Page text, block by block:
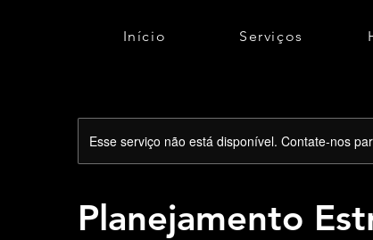
Início Serviços
Esse serviço não está disponível. Contate-nos
Planejamento